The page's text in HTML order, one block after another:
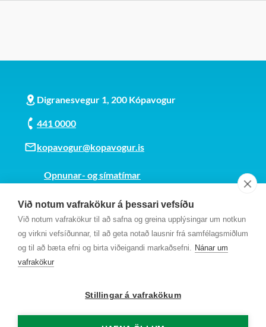
Við notum vafrakökur á þessari vefsíðu
Við notum vafrakökur til að safna og greina upplýsingar um notkun
og virkni vefsíðunnar, til að geta notað lausnir frá samfélagsmiðlum
og til að bæta efni og birta viðeigandi markaðsefni. Nánar um
vafrakökur
Stillingar á vafrakökum
Digranesvegur 1, 200 Kópavogur
441 0000
kopavogur@kopavogur.is
Opnunar- og símatímar
Kt. 700169-3759
Fundarmannagátt